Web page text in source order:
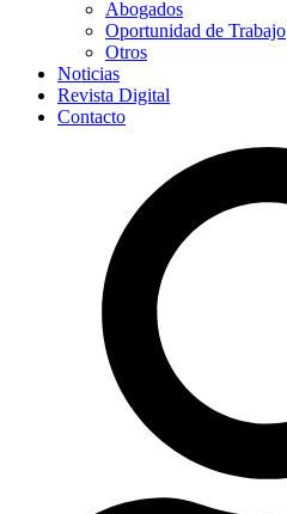
Abogados
Oportunidad de Trabajo
Otros
Noticias
Revista Digital
Contacto